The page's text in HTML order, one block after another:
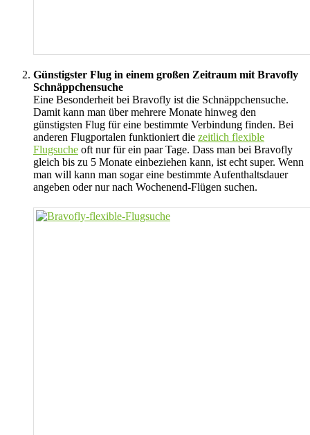
Günstigster Flug in einem großen Zeitraum mit Bravofly
Schnäppchensuche
Eine Besonderheit bei Bravofly ist die Schnäppchensuche.
Damit kann man über mehrere Monate hinweg den
günstigsten Flug für eine bestimmte Verbindung finden. Bei
anderen Flugportalen funktioniert die zeitlich flexible
Flugsuche oft nur für ein paar Tage. Dass man bei Bravofly
gleich bis zu 5 Monate einbeziehen kann, ist echt super. Wenn
man will kann man sogar eine bestimmte Aufenthaltsdauer
angeben oder nur nach Wochenend-Flügen suchen.